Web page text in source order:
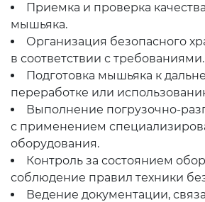
Приемка и проверка
мышьяка.
Организация безопасного
в соответствии с требованиями.
Подготовка мышьяка к
переработке или
Выполнение погрузочно-
с применением
оборудования.
Контроль за состоянием
соблюдение правил техники
Ведение документации,